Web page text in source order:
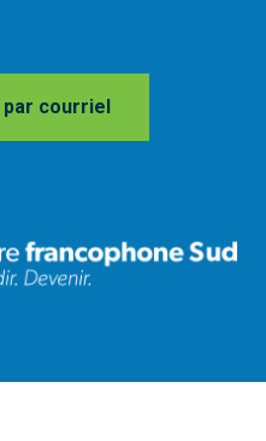
courriel